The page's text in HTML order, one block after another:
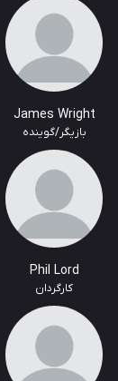
James Wright
بازیگر/گوینده
Phil Lord
کارگردان